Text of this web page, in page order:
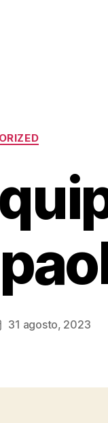
31 agosto, 2023